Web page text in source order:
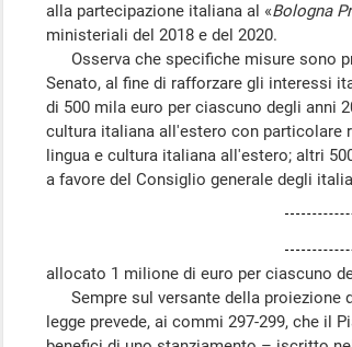
alla partecipazione italiana al «Bologna
ministeriali del 2018 e del 2020.
Osserva che specifiche misure sono
Senato, al fine di rafforzare gli interessi
di 500 mila euro per ciascuno degli anni
cultura italiana all'estero con
lingua e cultura italiana all'estero; altri
a favore del Consiglio generale degli
allocato 1 milione di euro per ciascuno
Sempre sul versante della proiezione
legge prevede, ai commi 297-299, che il